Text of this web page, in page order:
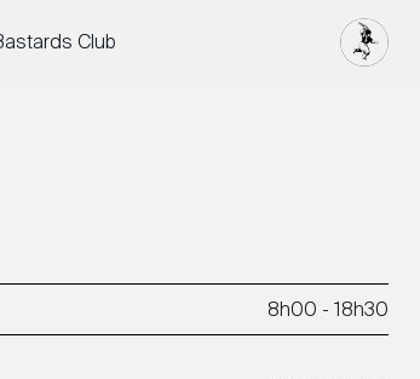
Club
8h00 - 18h30